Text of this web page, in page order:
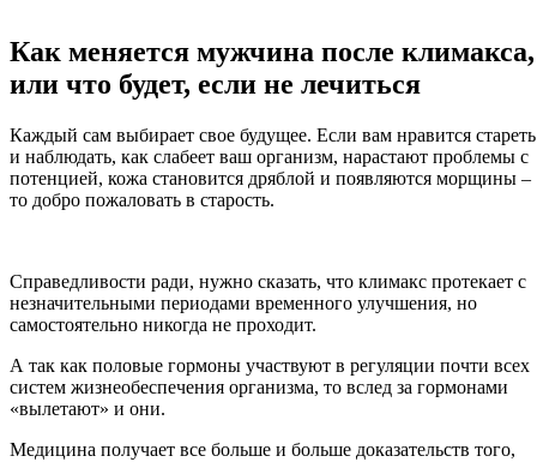
Как меняется мужчина после климакса,
или что будет, если не лечиться
Каждый сам выбирает свое будущее. Если вам нравится стареть
и наблюдать, как слабеет ваш организм, нарастают проблемы с
потенцией, кожа становится дряблой и появляются морщины –
то добро пожаловать в старость.
Справедливости ради, нужно сказать, что климакс протекает с
незначительными периодами временного улучшения, но
самостоятельно никогда не проходит.
А так как половые гормоны участвуют в регуляции почти всех
систем жизнеобеспечения организма, то вслед за гормонами
«вылетают» и они.
Медицина получает все больше и больше доказательств того,